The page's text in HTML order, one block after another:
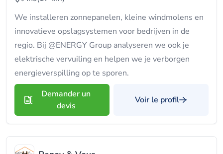
We installeren zonnepanelen, kleine windmolens en
innovatieve opslagsystemen voor bedrijven in de
regio. Bij @ENERGY Group analyseren we ook je
elektrische vervuiling en helpen we je verborgen
energieverspilling op te sporen.
Demander un
devis
Voir le profil